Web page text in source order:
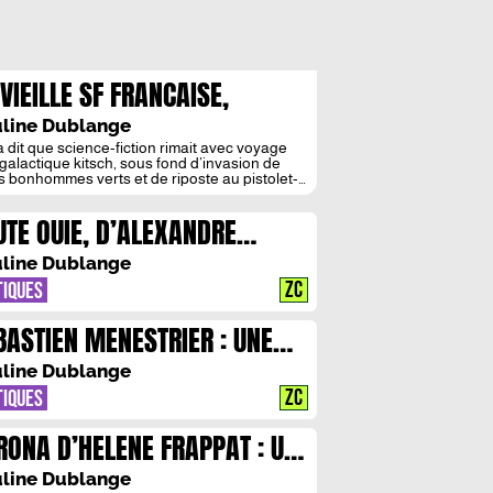
SF FRANCAISE,
?
Dublange
dit que science-fiction rimait avec voyage
kitsch, sous fond d’invasion de
bonhommes verts et de riposte au pistolet-
de la SF française, il lutte dès les
1960 contre la réputation d’un genre
destiné à une communauté fermée
collectionneurs de magazine pulps.
OUIE, D’ALEXANDRE
: S’OUVRIR AU
AUDITIF »
Dublange
ZC
MENESTRIER : UNE
POUR NE PAS SOMBRER
Dublange
ZC
D’HELENE FRAPPAT : UN
2.0 A LA TETE DU PAYS,
Dublange